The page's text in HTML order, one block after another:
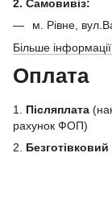
2. Самовивіз:
м. Рівне,
Більше
Оплата
1. Післяплата
рахунок ФОП)
2.